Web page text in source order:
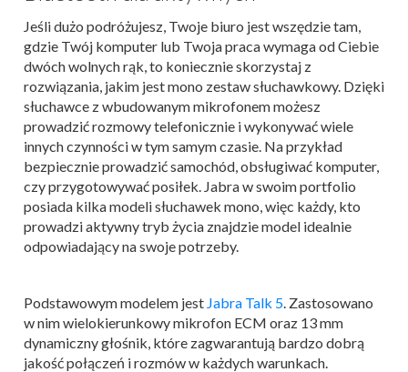
Jeśli dużo podróżujesz, Twoje biuro jest wszędzie tam,
gdzie Twój komputer lub Twoja praca wymaga od Ciebie
dwóch wolnych rąk, to koniecznie skorzystaj z
rozwiązania, jakim jest mono zestaw słuchawkowy. Dzięki
słuchawce z wbudowanym mikrofonem możesz
prowadzić rozmowy telefonicznie i wykonywać wiele
innych czynności w tym samym czasie. Na przykład
bezpiecznie prowadzić samochód, obsługiwać komputer,
czy przygotowywać posiłek. Jabra w swoim portfolio
posiada kilka modeli słuchawek mono, więc każdy, kto
prowadzi aktywny tryb życia znajdzie model idealnie
odpowiadający na swoje potrzeby.
Podstawowym modelem jest Jabra Talk 5. Zastosowano
w nim wielokierunkowy mikrofon ECM oraz 13 mm
dynamiczny głośnik, które zagwarantują bardzo dobrą
jakość połączeń i rozmów w każdych warunkach.